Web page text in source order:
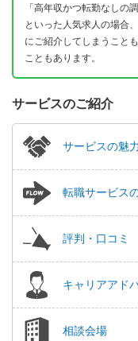
「高年収かつ転勤なしの
といった人気求人の場合
にご紹介してしまうこと
こともあります。
サービスのご紹介
サービスの魅力
転職サービス
評判・口コミ
キャリアアド
相談会場